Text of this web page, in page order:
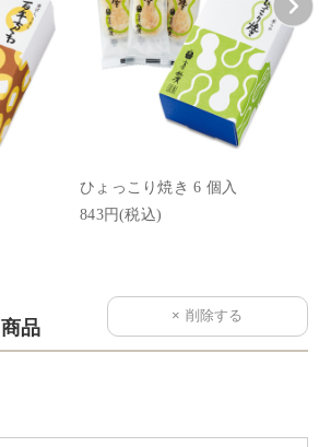
ひょっこり焼き 6 個入
843円(税込)
品